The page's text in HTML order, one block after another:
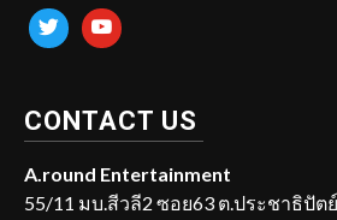
twitter youtube
CONTACT US
A.round Entertainment
55/11 มบ.สีวลี2 ซอย63 ต.ประชาธิปัต